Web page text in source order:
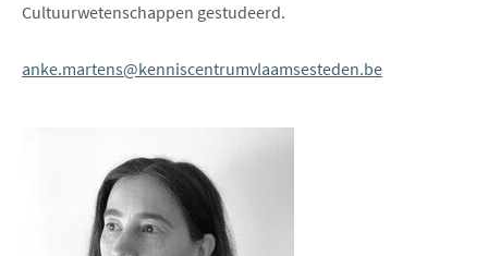
Cultuurwetenschappen gestudeerd.
anke.martens@kenniscentrumvlaamsesteden.be